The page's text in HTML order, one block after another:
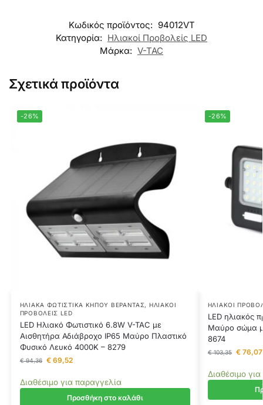
Κωδικός προϊόντος: 94012VT
Κατηγορία: Ηλιακοί Προβολείς LED
Μάρκα: V-TAC
Σχετικά προϊόντα
-26%
ΗΛΙΑΚΆ ΦΩΤΙΣΤΙΚΆ ΚΉΠΟΥ ΒΕΡΆΝΤΑΣ, ΗΛΙΑΚΟΊ
ΠΡΟΒΟΛΕΊΣ LED
LED Ηλιακό Φωτιστικό 6.8W V-TAC με
Αισθητήρα Αδιάβροχο IP65 Μαύρο Πλαστικό
Φυσικό Λευκό 4000K – 8279
€94,36 €69,52
Διαθέσιμο για παραγγελία
Προσθήκη στο καλάθι
-26%
ΗΛΙΑΚΟΊ
LED ηλιακός
Μαύρο σώμα
8674
€103,35 €76,07
Διαθέσιμο